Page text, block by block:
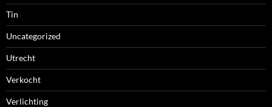
Tin
Uncategorized
Utrecht
Verkocht
Verlichting